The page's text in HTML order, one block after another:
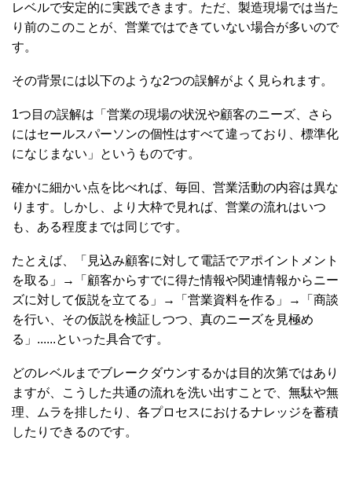
レベルで安定的に実践できます。ただ、製造現場では当た
り前のこのことが、営業ではできていない場合が多いので
す。
その背景には以下のような2つの誤解がよく見られます。
1つ目の誤解は「営業の現場の状況や顧客のニーズ、さら
にはセールスパーソンの個性はすべて違っており、標準化
になじまない」というものです。
確かに細かい点を比べれば、毎回、営業活動の内容は異な
ります。しかし、より大枠で見れば、営業の流れはいつ
も、ある程度までは同じです。
たとえば、「見込み顧客に対して電話でアポイントメント
を取る」→「顧客からすでに得た情報や関連情報からニー
ズに対して仮説を立てる」→「営業資料を作る」→「商談
を行い、その仮説を検証しつつ、真のニーズを見極め
る」......といった具合です。
どのレベルまでブレークダウンするかは目的次第ではあり
ますが、こうした共通の流れを洗い出すことで、無駄や無
理、ムラを排したり、各プロセスにおけるナレッジを蓄積
したりできるのです。